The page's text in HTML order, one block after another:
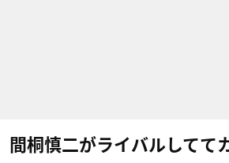
間桐慎二がライバルしてて